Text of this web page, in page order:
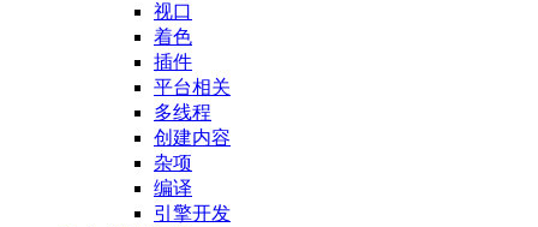
视口
着色
插件
平台相关
多线程
创建内容
杂项
编译
引擎开发